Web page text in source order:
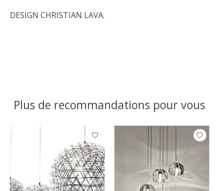
DESIGN CHRISTIAN LAVA.
Plus de recommandations pour vous
Articles du carrousel de produits